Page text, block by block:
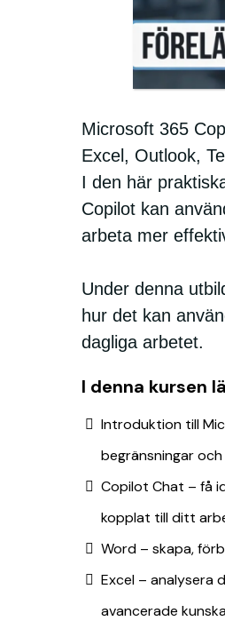
Microsoft 365
Excel, Outlook,
I den här
Copilot kan
arbeta mer
Under denna
hur det kan
dagliga arbetet.
I denna kursen
Introduktion till
begränsningar
Copilot Chat – få
kopplat till ditt
Word – skapa,
Excel – analysera
avancerade